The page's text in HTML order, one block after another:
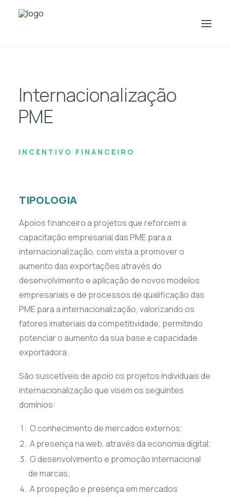
INCENTIVOS FINANCEIROS
INCENTIVOS FISCAIS
Internacionalização
PME
INCENTIVO FINANCEIRO
TIPOLOGIA
Apoios financeiro a projetos que reforcem a
capacitação empresarial das PME para a
internacionalização, com vista a promover o
aumento das exportações através do
desenvolvimento e aplicação de novos modelos
empresariais e de processos de qualificação das
PME para a internacionalização, valorizando os
fatores imateriais da competitividade, permitindo
potenciar o aumento da sua base e capacidade
exportadora.
São suscetíveis de apoio os projetos individuais de
internacionalização que visem os seguintes
domínios:
O conhecimento de mercados externos;
A presença na web, através da economia digital;
O desenvolvimento e promoção internacional
de marcas;
A prospeção e presença em mercados